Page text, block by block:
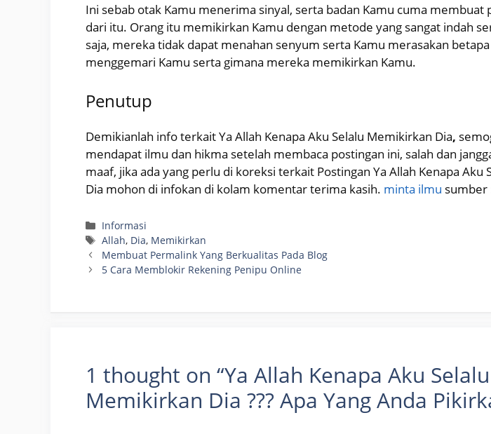
Ini sebab otak Kamu menerima sinyal, serta badan Kamu cuma membuat
dari itu. Orang itu memikirkan Kamu dengan metode yang sangat indah
saja, mereka tidak dapat menahan senyum serta Kamu merasakan
menggemari Kamu serta gimana mereka memikirkan Kamu.
Penutup
Demikianlah info terkait Ya Allah Kenapa Aku Selalu Memikirkan Dia,
mendapat ilmu dan hikma setelah membaca postingan ini, salah dan
maaf, jika ada yang perlu di koreksi terkait Postingan Ya Allah Kenapa Aku
Dia mohon di infokan di kolam komentar terima kasih. minta ilmu sumber
Categories
Informasi
Tags
Allah, Dia, Memikirkan
Membuat Permalink Yang Berkualitas Pada Blog
5 Cara Memblokir Rekening Penipu Online
1 thought on “Ya Allah Kenapa Aku Selalu
Memikirkan Dia ??? Apa Yang Anda